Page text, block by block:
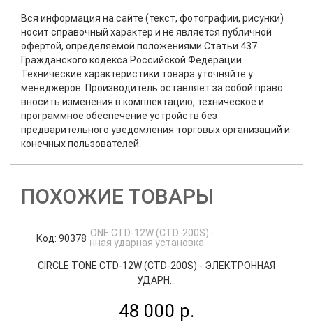
Вся информация на сайте (текст, фотографии, рисунки)
носит справочный характер и не является публичной
офертой, определяемой положениями Статьи 437
Гражданского кодекса Российской Федерации.
Технические характеристики товара уточняйте у
менеджеров. Производитель оставляет за собой право
вносить изменения в комплектацию, техническое и
программное обеспечение устройств без
предварительного уведомления торговых организаций и
конечных пользователей.
ПОХОЖИЕ ТОВАРЫ
Код: 90378
CIRCLE TONE СTD-12W (CTD-200S) - ЭЛЕКТРОННАЯ
УДАРН...
48 000 р.